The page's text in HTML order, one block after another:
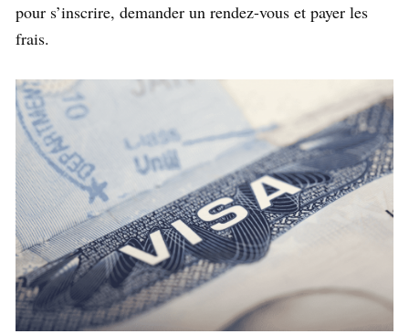
pour s’inscrire, demander un rendez-vous et payer les
frais.